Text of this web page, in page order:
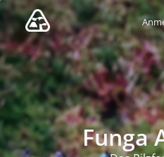
Funga